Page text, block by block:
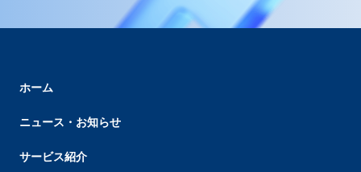
ホーム
ニュース・お知らせ
サービス紹介